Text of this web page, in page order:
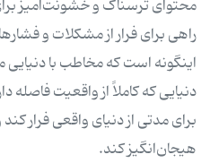
محتوای ترسناک و خشونت‌آمیز
راهی برای فرار از مشکلات و
اینگونه است که مخاطب با
دنیایی که کاملاً از واقعیت فاصله
برای مدتی از دنیای واقعی فرار
هیجان‌انگیز کند.